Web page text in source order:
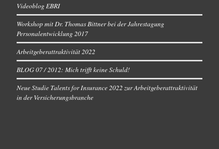
Videoblog EBRI
Workshop mit Dr. Thomas Bittner bei der Jahrestagung
Personalentwicklung 2017
Arbeitgeberattraktivität 2022
BLOG 07 / 2012: Mich trifft keine Schuld!
Neue Studie Talents for Insurance 2022 zur Arbeitgeberattraktivität
in der Versicherungsbranche